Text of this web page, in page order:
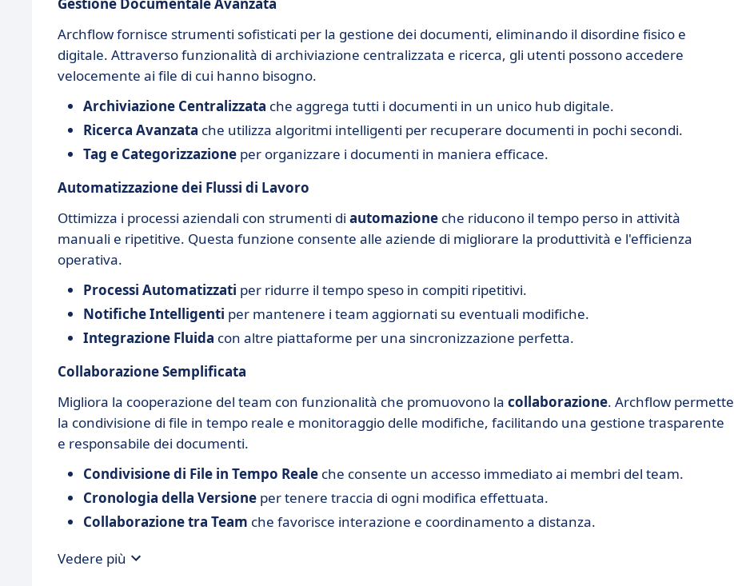
Archflow fornisce strumenti sofisticati per la gestione dei documenti, eliminando il disordine fisico e
digitale. Attraverso funzionalità di archiviazione centralizzata e ricerca, gli utenti possono accedere
velocemente ai file di cui hanno bisogno.
Archiviazione Centralizzata che aggrega tutti i documenti in un unico hub digitale.
Ricerca Avanzata che utilizza algoritmi intelligenti per recuperare documenti in pochi secondi.
Tag e Categorizzazione per organizzare i documenti in maniera efficace.
Automatizzazione dei Flussi di Lavoro
Ottimizza i processi aziendali con strumenti di automazione che riducono il tempo perso in attività
manuali e ripetitive. Questa funzione consente alle aziende di migliorare la produttività e l'efficienza
operativa.
Processi Automatizzati per ridurre il tempo speso in compiti ripetitivi.
Notifiche Intelligenti per mantenere i team aggiornati su eventuali modifiche.
Integrazione Fluida con altre piattaforme per una sincronizzazione perfetta.
Collaborazione Semplificata
Migliora la cooperazione del team con funzionalità che promuovono la collaborazione. Archflow permette
la condivisione di file in tempo reale e monitoraggio delle modifiche, facilitando una gestione trasparente
e responsabile dei documenti.
Condivisione di File in Tempo Reale che consente un accesso immediato ai membri del team.
Cronologia della Versione per tenere traccia di ogni modifica effettuata.
Collaborazione tra Team che favorisce interazione e coordinamento a distanza.
Vedere più